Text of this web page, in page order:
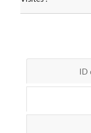
ID